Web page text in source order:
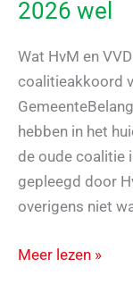
2026 wel
Wat HvM en
coalitieakkoord
hebben in het
de oude coalitie
gepleegd door
overigens niet
Wat
Meer lezen »